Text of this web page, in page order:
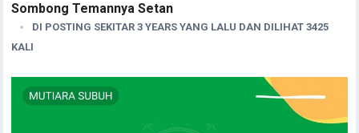
Sombong Temannya Setan
DI POSTING SEKITAR 3 YEARS YANG LALU DAN DILIHAT 3425
KALI